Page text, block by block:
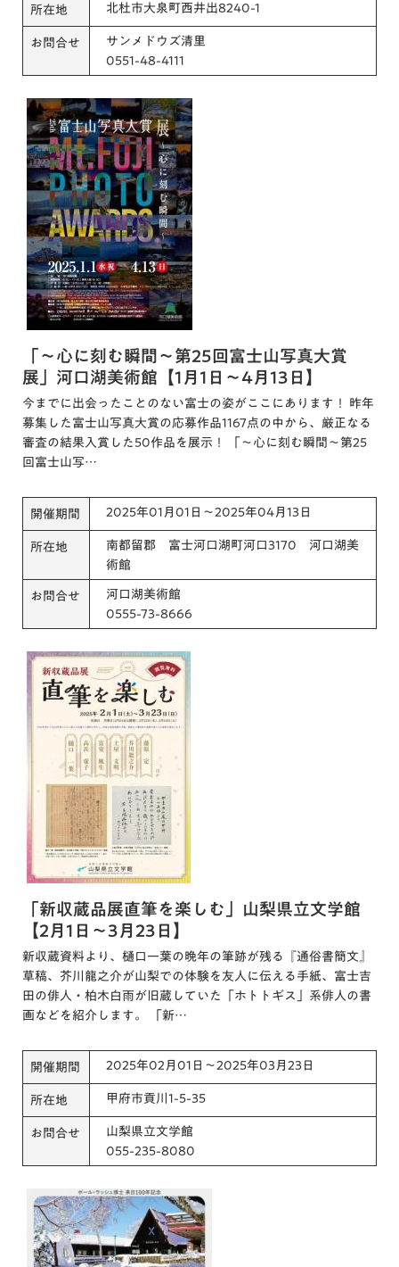
所在地 北杜市大泉町西井出8240-1
お問合せ
サンメドウズ清里
0551-48-4111
「～心に刻む瞬間～第25回富士山写真大賞
展」河口湖美術館【1月1日～4月13日】
今までに出会ったことのない富士の姿がここにあります！ 昨年
募集した富士山写真大賞の応募作品1167点の中から、厳正なる
審査の結果入賞した50作品を展示！ 「～心に刻む瞬間～第25
回富士山写…
開催期間 2025年01月01日～2025年04月13日
所在地
南都留郡 富士河口湖町河口3170 河口湖美
術館
お問合せ
河口湖美術館
0555-73-8666
「新収蔵品展直筆を楽しむ」山梨県立文学館
【2月1日～3月23日】
新収蔵資料より、樋口一葉の晩年の筆跡が残る『通俗書簡文』
草稿、芥川龍之介が山梨での体験を友人に伝える手紙、富士吉
田の俳人・柏木白雨が旧蔵していた「ホトトギス」系俳人の書
画などを紹介します。 「新…
開催期間 2025年02月01日～2025年03月23日
所在地 甲府市貢川1-5-35
お問合せ
山梨県立文学館
055-235-8080